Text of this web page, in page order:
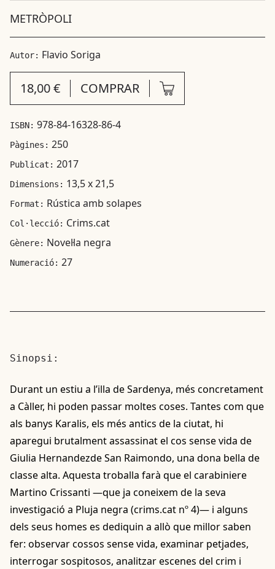
METRÒPOLI
Autor: Flavio Soriga
18,00 € COMPRAR
ISBN: 978-84-16328-86-4
Pàgines: 250
Publicat: 2017
Dimensions: 13,5 x 21,5
Format: Rústica amb solapes
Col·lecció: Crims.cat
Gènere: Novel·la negra
Numeració: 27
Sinopsi:
Durant un estiu a l’illa de Sardenya, més concretament
a Càller, hi poden passar moltes coses. Tantes com que
als banys Karalis, els més antics de la ciutat, hi
aparegui brutalment assassinat el cos sense vida de
Giulia Hernandezde San Raimondo, una dona bella de
classe alta. Aquesta troballa farà que el carabiniere
Martino Crissanti —que ja coneixem de la seva
investigació a Pluja negra (crims.cat nº 4)— i alguns
dels seus homes es dediquin a allò que millor saben
fer: observar cossos sense vida, examinar petjades,
interrogar sospitosos, analitzar escenes del crim i